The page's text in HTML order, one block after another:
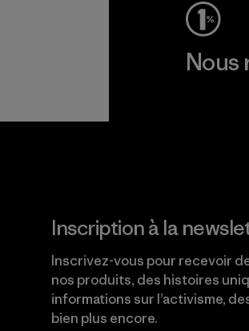
Nous
Inscription à la
Inscrivez-vous pour recevoir
nos produits, des histoires
informations sur l’activisme,
bien plus encore.